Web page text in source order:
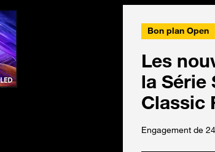
Bon plan Open
Les
la Série
Classic
Engagement de